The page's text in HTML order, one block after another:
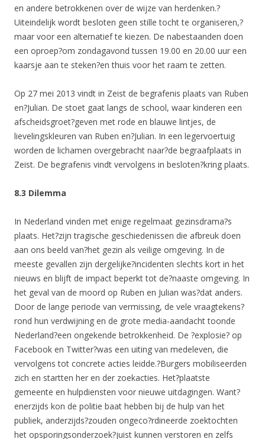
en andere betrokkenen over de wijze van herdenken.?
Uiteindelijk wordt besloten geen stille tocht te organiseren,?
maar voor een alternatief te kiezen. De nabestaanden doen
een oproep?om zondagavond tussen 19.00 en 20.00 uur een
kaarsje aan te steken?en thuis voor het raam te zetten.
Op 27 mei 2013 vindt in Zeist de begrafenis plaats van Ruben
en?Julian. De stoet gaat langs de school, waar kinderen een
afscheidsgroet?geven met rode en blauwe lintjes, de
lievelingskleuren van Ruben en?Julian. In een legervoertuig
worden de lichamen overgebracht naar?de begraafplaats in
Zeist. De begrafenis vindt vervolgens in besloten?kring plaats.
8.3 Dilemma
In Nederland vinden met enige regelmaat gezinsdrama?s
plaats. Het?zijn tragische geschiedenissen die afbreuk doen
aan ons beeld van?het gezin als veilige omgeving. In de
meeste gevallen zijn dergelijke?incidenten slechts kort in het
nieuws en blijft de impact beperkt tot de?naaste omgeving. In
het geval van de moord op Ruben en Julian was?dat anders.
Door de lange periode van vermissing, de vele vraagtekens?
rond hun verdwijning en de grote media-aandacht toonde
Nederland?een ongekende betrokkenheid. De ?explosie? op
Facebook en Twitter?was een uiting van medeleven, die
vervolgens tot concrete acties leidde.?Burgers mobiliseerden
zich en startten her en der zoekacties. Het?plaatste
gemeente en hulpdiensten voor nieuwe uitdagingen. Want?
enerzijds kon de politie baat hebben bij de hulp van het
publiek, anderzijds?zouden ongeco?rdineerde zoektochten
het opsporingsonderzoek?juist kunnen verstoren en zelfs